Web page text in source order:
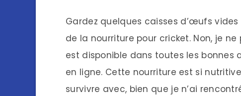
Gardez quelques caisses d’œufs
de la nourriture pour cricket. Non, je
est disponible dans toutes les bonnes
en ligne. Cette nourriture est si
survivre avec, bien que je n’ai